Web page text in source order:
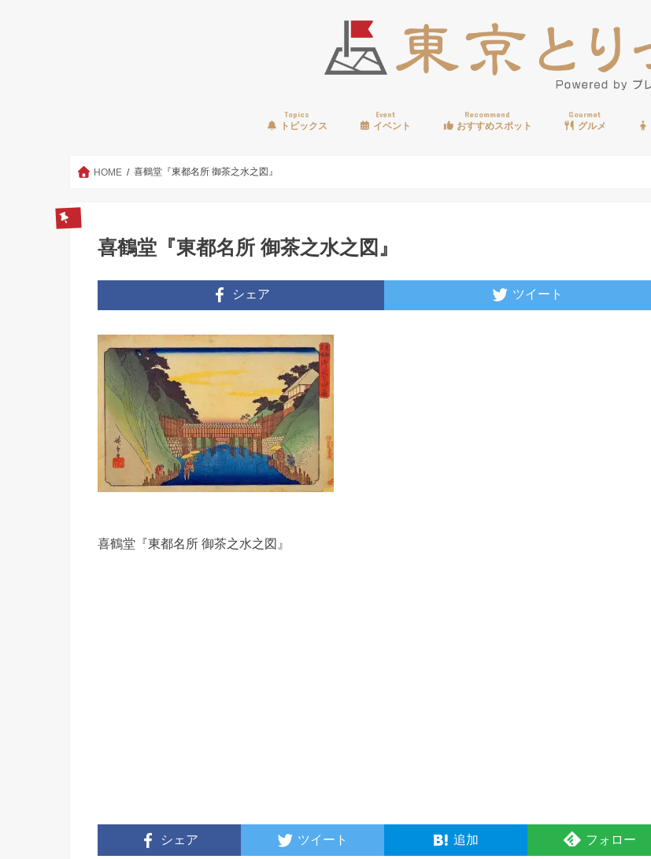
Topics
トピックス
Event
イベント
Recommend
おすすめスポット
Gourmet
グルメ
HOME 喜鶴堂『東都名所 御茶之水之図』
喜鶴堂『東都名所 御茶之水之図』
シェア ツイート
喜鶴堂『東都名所 御茶之水之図』
シェア ツイート 追加 フォロー